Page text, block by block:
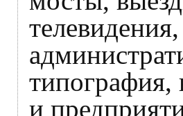
типография,
и